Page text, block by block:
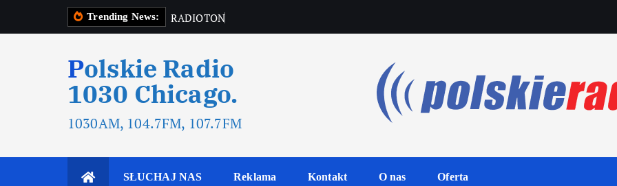
Trending News: RADIOTON
Polskie Radio
1030 Chicago.
1030AM, 104.7FM, 107.7FM
SŁUCHAJ NAS Reklama Kontakt O nas Oferta